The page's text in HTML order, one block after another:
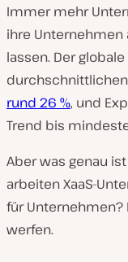
Immer mehr
ihre
lassen. Der
rund 26 %, und
Trend bis
Aber was genau
arbeiten XaaS-
für Unternehmen?
werfen.